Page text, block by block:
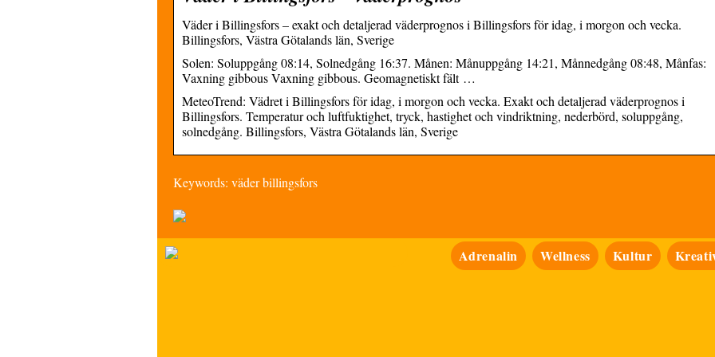
Väder i Billingsfors – exakt och detaljerad väderprognos i Billingsfors för idag, i morgon och vecka.
Billingsfors, Västra Götalands län, Sverige
Solen: Soluppgång 08:14, Solnedgång 16:37. Månen: Månuppgång 14:21, Månnedgång 08:48, Månfas:
Vaxning gibbous Vaxning gibbous. Geomagnetiskt fält …
MeteoTrend: Vädret i Billingsfors för idag, i morgon och vecka. Exakt och detaljerad väderprognos i
Billingsfors. Temperatur och luftfuktighet, tryck, hastighet och vindriktning, nederbörd, soluppgång,
solnedgång. Billingsfors, Västra Götalands län, Sverige
Keywords: väder billingsfors
Adrenalin Wellness Kultur